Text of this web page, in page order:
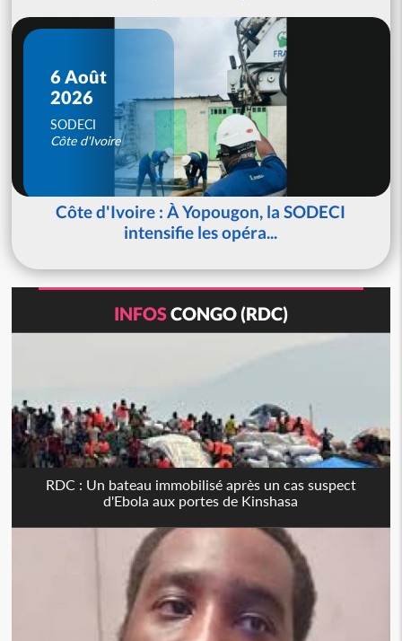
6 Août
2026
SODECI
Côte d'Ivoire
Côte d'Ivoire : À Yopougon, la SODECI
intensifie les opéra...
INFOSCONGO (RDC)
RDC : Un bateau immobilisé après un cas suspect
d'Ebola aux portes de Kinshasa